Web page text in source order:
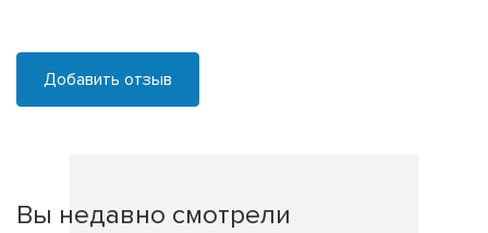
Добавить отзыв
Вы недавно смотрели